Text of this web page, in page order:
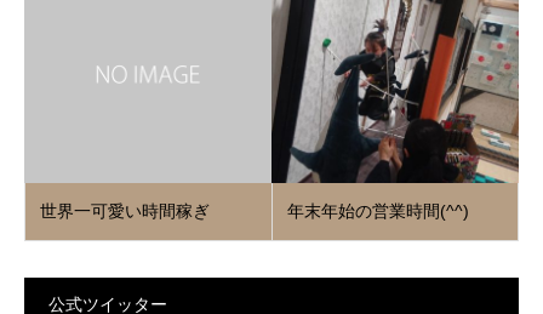
世界一可愛い時間稼ぎ 年末年始の営業時間(^^)
公式ツイッター